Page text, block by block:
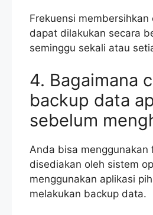
Frekuensi membersihkan
dapat dilakukan secara
seminggu sekali atau
4. Bagaimana
backup data
sebelum
Anda bisa menggunakan
disediakan oleh sistem
menggunakan aplikasi
melakukan backup data.